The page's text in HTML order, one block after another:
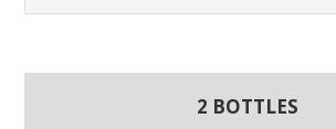
2 BOTTLES